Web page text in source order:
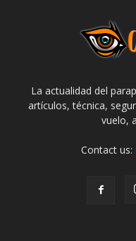
La actualidad del
artículos, técnica,
vuelo,
Contact us: